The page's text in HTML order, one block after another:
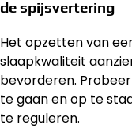
de spijsvertering
Het opzetten van
slaapkwaliteit
bevorderen.
te gaan en op te
te reguleren.